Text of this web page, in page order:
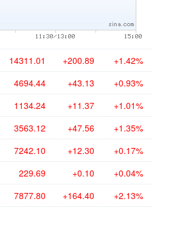
14311.01 +200.89 +1.42%
4694.44 +43.13 +0.93%
1134.24 +11.37 +1.01%
3563.12 +47.56 +1.35%
7242.10 +12.30 +0.17%
229.69 +0.10 +0.04%
7877.80 +164.40 +2.13%